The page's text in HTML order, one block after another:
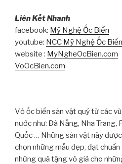
Liên Kết Nhanh
facebook: Mỹ Nghệ Ốc Biển
youtube: NCC Mỹ Nghệ Ốc Biển
website : MyNgheOcBien.com
VoOcBien.com
Vỏ ốc biển sản vật quý từ các
nước như: Đà Nẵng, Nha Trang,
Quốc … Những sản vật này
chọn những mẫu đẹp, đạt
những quà tặng vô giá cho